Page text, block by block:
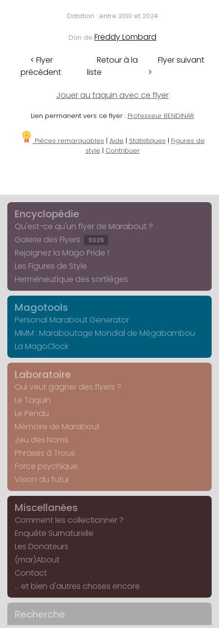
Datation : entre 2010 et 2024
Don de Freddy Lombard
< Flyer
précédent
Retour à la
liste
Flyer suivant
>
Jouer au taquin avec ce flyer
Lien permanent vers ce flyer : Professeur BENDINAR
Pièces remarquables | Aide | Statistiques | Figures de
style | Contribuer
Encyclopédie
Qu'est-ce qu'un flyer de Marabout ?
Galerie des Flyers
3025
Rejoignez la Mago Pride !
Les Figures de Style
Herméneutique des sortilèges
Magotools
Personal Marabout Generator
MMM : Maraboutage Mondial de Mégabambou
La MagoClock
Laboratoire
Qui veut gagner des flyers ?
Le Taquin
Le Pendu
Mémoire de Marabout
Jeu des Noms
Phrases à Trous
Force psychique
Vision du futur
Miscellanées
Comment les collectionner ?
Enquête Surnaturelle
Les Donateurs
(mar)About
Contact
... et bien d'autres choses encore
Recherche